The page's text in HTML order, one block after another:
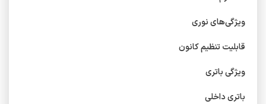
ویژگی‌های نوری
قابلیت تنظیم کانون
ویژگی باتری
باتری داخلی